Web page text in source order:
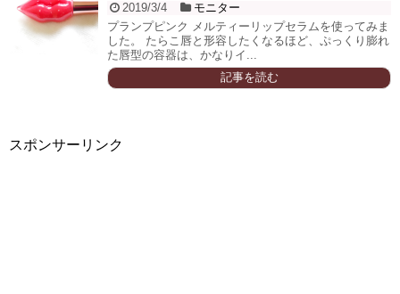
2019/3/4
モニター
プランプピンク メルティーリップセラムを使ってみま
した。 たらこ唇と形容したくなるほど、ぷっくり膨れ
た唇型の容器は、かなりイ...
記事を読む
スポンサーリンク